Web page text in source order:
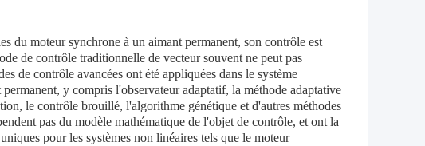
du moteur synchrone à un aimant permanent, son contrôle est
de contrôle traditionnelle de vecteur souvent ne peut pas
de contrôle avancées ont été appliquées dans le système
y compris l'observateur adaptatif, la méthode adaptative
le contrôle brouillé, l'algorithme génétique et d'autres méthodes
pas du modèle mathématique de l'objet de contrôle, et ont la
pour les systèmes non linéaires tels que le moteur